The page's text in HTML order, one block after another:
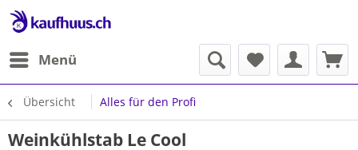
Menü
Übersicht Alles für den Profi
Weinkühlstab Le Cool